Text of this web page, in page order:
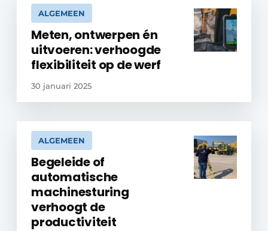
ALGEMEEN
Meten, ontwerpen én
uitvoeren: verhoogde
flexibiliteit op de werf
30 januari 2025
ALGEMEEN
Begeleide of
automatische
machinesturing
verhoogt de
productiviteit